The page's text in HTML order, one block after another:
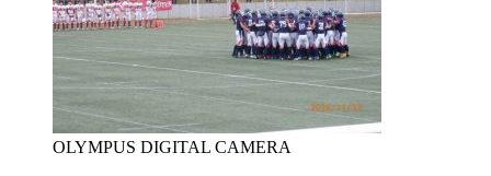
OLYMPUS DIGITAL CAMERA